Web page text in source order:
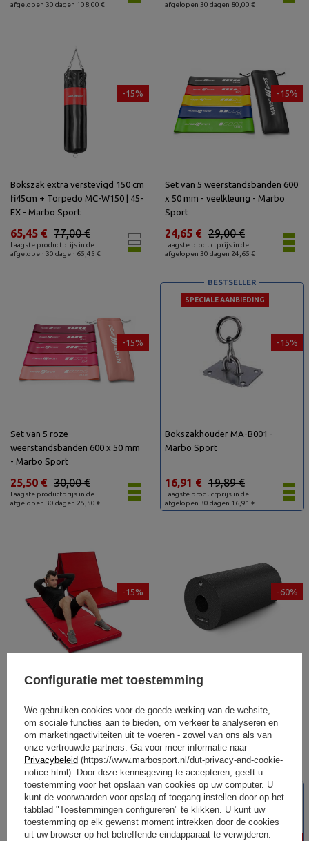
afgelopen 30 dagen 108,00 €
afgelopen 30 dagen 80,00 €
-15%
Bokszak extra verstevigd 150 cm
fi45cm + Torpedo MC-W150 | 45-
EX - Marbo Sport
Laagste productprijs in de
afgelopen 30 dagen 65,45 €
77,00 €
65,45 €
-15%
Set van 5 weerstandsbanden 600
x 50 mm - veelkleurig - Marbo
Sport
Laagste productprijs in de
afgelopen 30 dagen 24,65 €
29,00 €
24,65 €
-15%
Set van 5 roze
weerstandsbanden 600 x 50 mm
- Marbo Sport
Laagste productprijs in de
afgelopen 30 dagen 25,50 €
30,00 €
25,50 €
-15%
SPECIALE AANBIEDING
BESTSELLER
Bokszakhouder MA-B001 -
Marbo Sport
Laagste productprijs in de
afgelopen 30 dagen 16,91 €
19,89 €
16,91 €
-15%
Stabiele vouwmat met
- Marbo Sport
Laagste productprijs in de
afgelopen 30 dagen 50,70 €
59,65 €
50,70 €
-60%
EPP massageroller 30 cm zwart -
Laagste productprijs in de
afgelopen 30 dagen 18,32 €
46,00 €
18,32 €
SPECIALE AANBIEDING
Configuratie met toestemming
We gebruiken cookies voor de goede werking van de website,
om sociale functies aan te bieden, om verkeer te analyseren en
om marketingactiviteiten uit te voeren - zowel van ons als van
onze vertrouwde partners. Ga voor meer informatie naar
Privacybeleid (https://www.marbosport.nl/dut-privacy-and-cookie-
notice.html). Door deze kennisgeving te accepteren, geeft u
toestemming voor het opslaan van cookies op uw computer. U
kunt de voorwaarden voor opslag of toegang instellen door op het
tabblad "Toestemmingen configureren" te klikken. U kunt uw
toestemming op elk gewenst moment intrekken door de cookies
uit uw browser op het betreffende eindapparaat te verwijderen.